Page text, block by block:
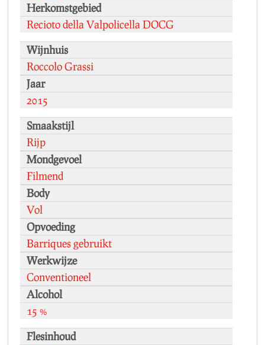
Herkomstgebied
Recioto della Valpolicella DOCG
Wijnhuis
Roccolo Grassi
Jaar
2015
Smaakstijl
Rijp
Mondgevoel
Filmend
Body
Vol
Opvoeding
Barriques gebruikt
Werkwijze
Conventioneel
Alcohol
15 %
Flesinhoud